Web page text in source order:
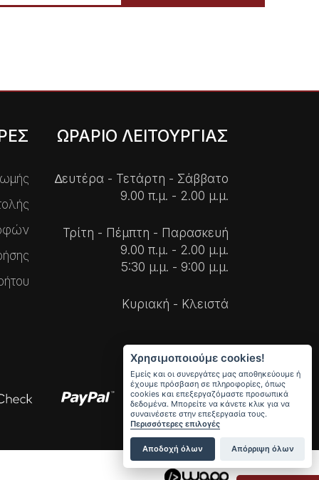
ΩΡΑΡΙΟ ΛΕΙΤΟΥΡΓΙΑΣ
∆ευτέρα - Τετάρτη - Σάββατο
9.00 π.μ. - 2.00 μ.μ.
Τρίτη - Πέμπτη - Παρασκευή
9.00 π.μ. - 2.00 μ.μ.
5:30 μ.μ. - 9:00 μ.μ.
Κυριακή - Κλειστά
Χρησιμοποιούμε cookies!
Εμείς και οι συνεργάτες μας αποθηκεύουμε ή
έχουμε πρόσβαση σε πληροφορίες, όπως
cookies και επεξεργαζόμαστε προσωπικά
δεδομένα. Μπορείτε να κάνετε κλικ για να
συναινέσετε στην επεξεργασία τους.
Περισσότερες επιλογές
Αποδοχή όλων Απόρριψη όλων